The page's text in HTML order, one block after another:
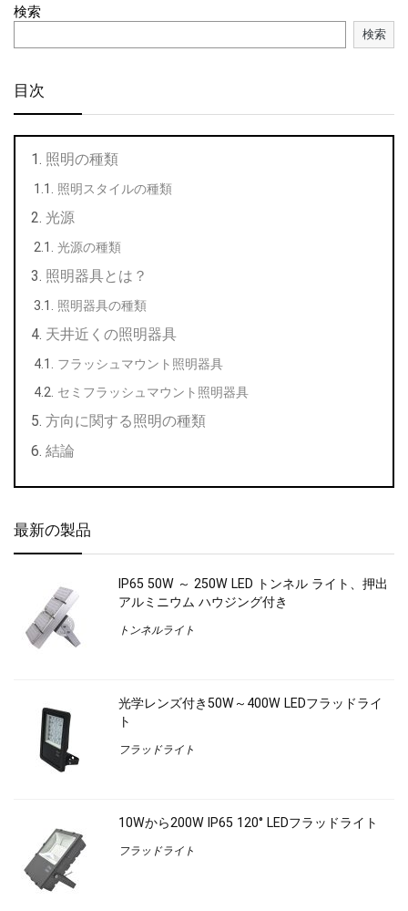
検索
検索
目次
照明の種類
照明スタイルの種類
光源
光源の種類
照明器具とは？
照明器具の種類
天井近くの照明器具
フラッシュマウント照明器具
セミフラッシュマウント照明器具
方向に関する照明の種類
結論
最新の製品
IP65 50W ～ 250W LED トンネル ライト、押出
アルミニウム ハウジング付き
トンネルライト
光学レンズ付き50W～400W LEDフラッドライ
ト
フラッドライト
10Wから200W IP65 120° LEDフラッドライト
フラッドライト